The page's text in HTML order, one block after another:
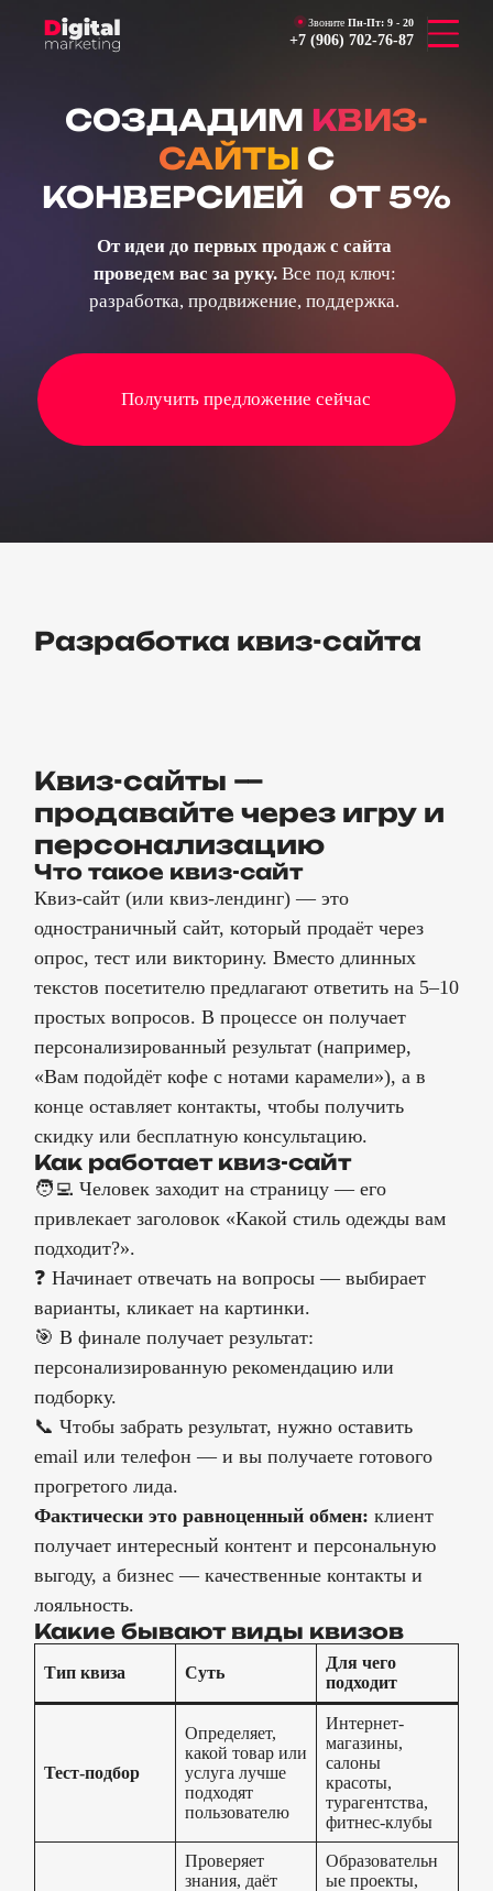
Звоните Пн-Пт: 9 - 20
+7 (906) 702-76-87
CОЗДАДИМ КВИЗ-
САЙТЫ С
КОНВЕРСИЕЙ ОТ 5%
От идеи до первых продаж с сайта
проведем вас за руку. Все под ключ:
разработка, продвижение, поддержка.
Получить предложение сейчас
Разработка квиз-сайта
Квиз-сайты —
продавайте через игру и
персонализацию
Что такое квиз-сайт
Квиз-сайт (или квиз-лендинг) — это
одностраничный сайт, который продаёт через
опрос, тест или викторину. Вместо длинных
текстов посетителю предлагают ответить на 5–10
простых вопросов. В процессе он получает
персонализированный результат (например,
«Вам подойдёт кофе с нотами карамели»), а в
конце оставляет контакты, чтобы получить
скидку или бесплатную консультацию.
Как работает квиз-сайт
🧑‍💻 Человек заходит на страницу — его
привлекает заголовок «Какой стиль одежды вам
подходит?».
❓ Начинает отвечать на вопросы — выбирает
варианты, кликает на картинки.
🎯 В финале получает результат:
персонализированную рекомендацию или
подборку.
📞 Чтобы забрать результат, нужно оставить
email или телефон — и вы получаете готового
прогретого лида.
Фактически это равноценный обмен: клиент
получает интересный контент и персональную
выгоду, а бизнес — качественные контакты и
лояльность.
Какие бывают виды квизов
Тип квиза Суть
Для чего
подходит
Тест-подбор
Определяет,
какой товар или
услуга лучше
подходят
пользователю
Интернет-
магазины,
салоны
красоты,
турагентства,
фитнес-клубы
Проверяет
знания, даёт
Образовательн
ые проекты,